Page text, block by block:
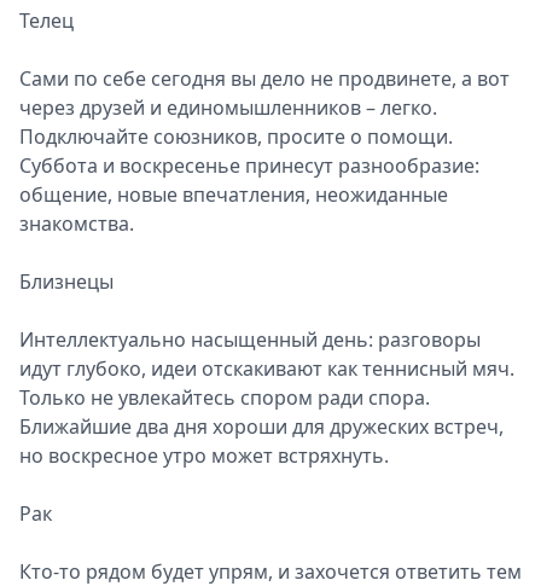
Телец
Сами по себе сегодня вы дело не продвинете, а вот
через друзей и единомышленников – легко.
Подключайте союзников, просите о помощи.
Суббота и воскресенье принесут разнообразие:
общение, новые впечатления, неожиданные
знакомства.
Близнецы
Интеллектуально насыщенный день: разговоры
идут глубоко, идеи отскакивают как теннисный мяч.
Только не увлекайтесь спором ради спора.
Ближайшие два дня хороши для дружеских встреч,
но воскресное утро может встряхнуть.
Рак
Кто-то рядом будет упрям, и захочется ответить тем